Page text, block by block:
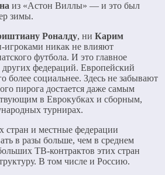
из «Астон Виллы» — и это был
зимы.
Роналду, ни Карим
игроками никак не влияют
футбола. И это главное
федераций. Европейский
более социальнее. Здесь не забывают
пирога достается даже самым
в Еврокубках и сборным,
турнирах.
стран и местные федерации
в разы больше, чем в среднем
ТВ-контрактов этих стран
В том числе и Россию.